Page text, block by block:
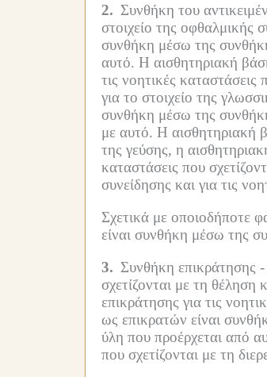
2. Συνθήκη του
στοιχείο της οφθαλμικής
συνθήκη μέσω της
αυτό. Η αισθητηριακή
τις νοητικές καταστάσεις
για το στοιχείο της
συνθήκη μέσω της
με αυτό. Η αισθητηριακή
της γεύσης, η
καταστάσεις που
συνείδησης και για τις
Σχετικά με οποιοδήποτε
είναι συνθήκη μέσω της
3. Συνθήκη επικράτησης -
σχετίζονται με τη θέληση
επικράτησης για τις
ως επικρατών είναι
ύλη που προέρχεται από
που σχετίζονται με τη